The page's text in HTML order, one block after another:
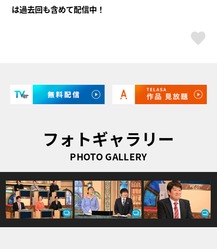
は過去回も含めて配信中！
フォトギャラリー
PHOTO GALLERY